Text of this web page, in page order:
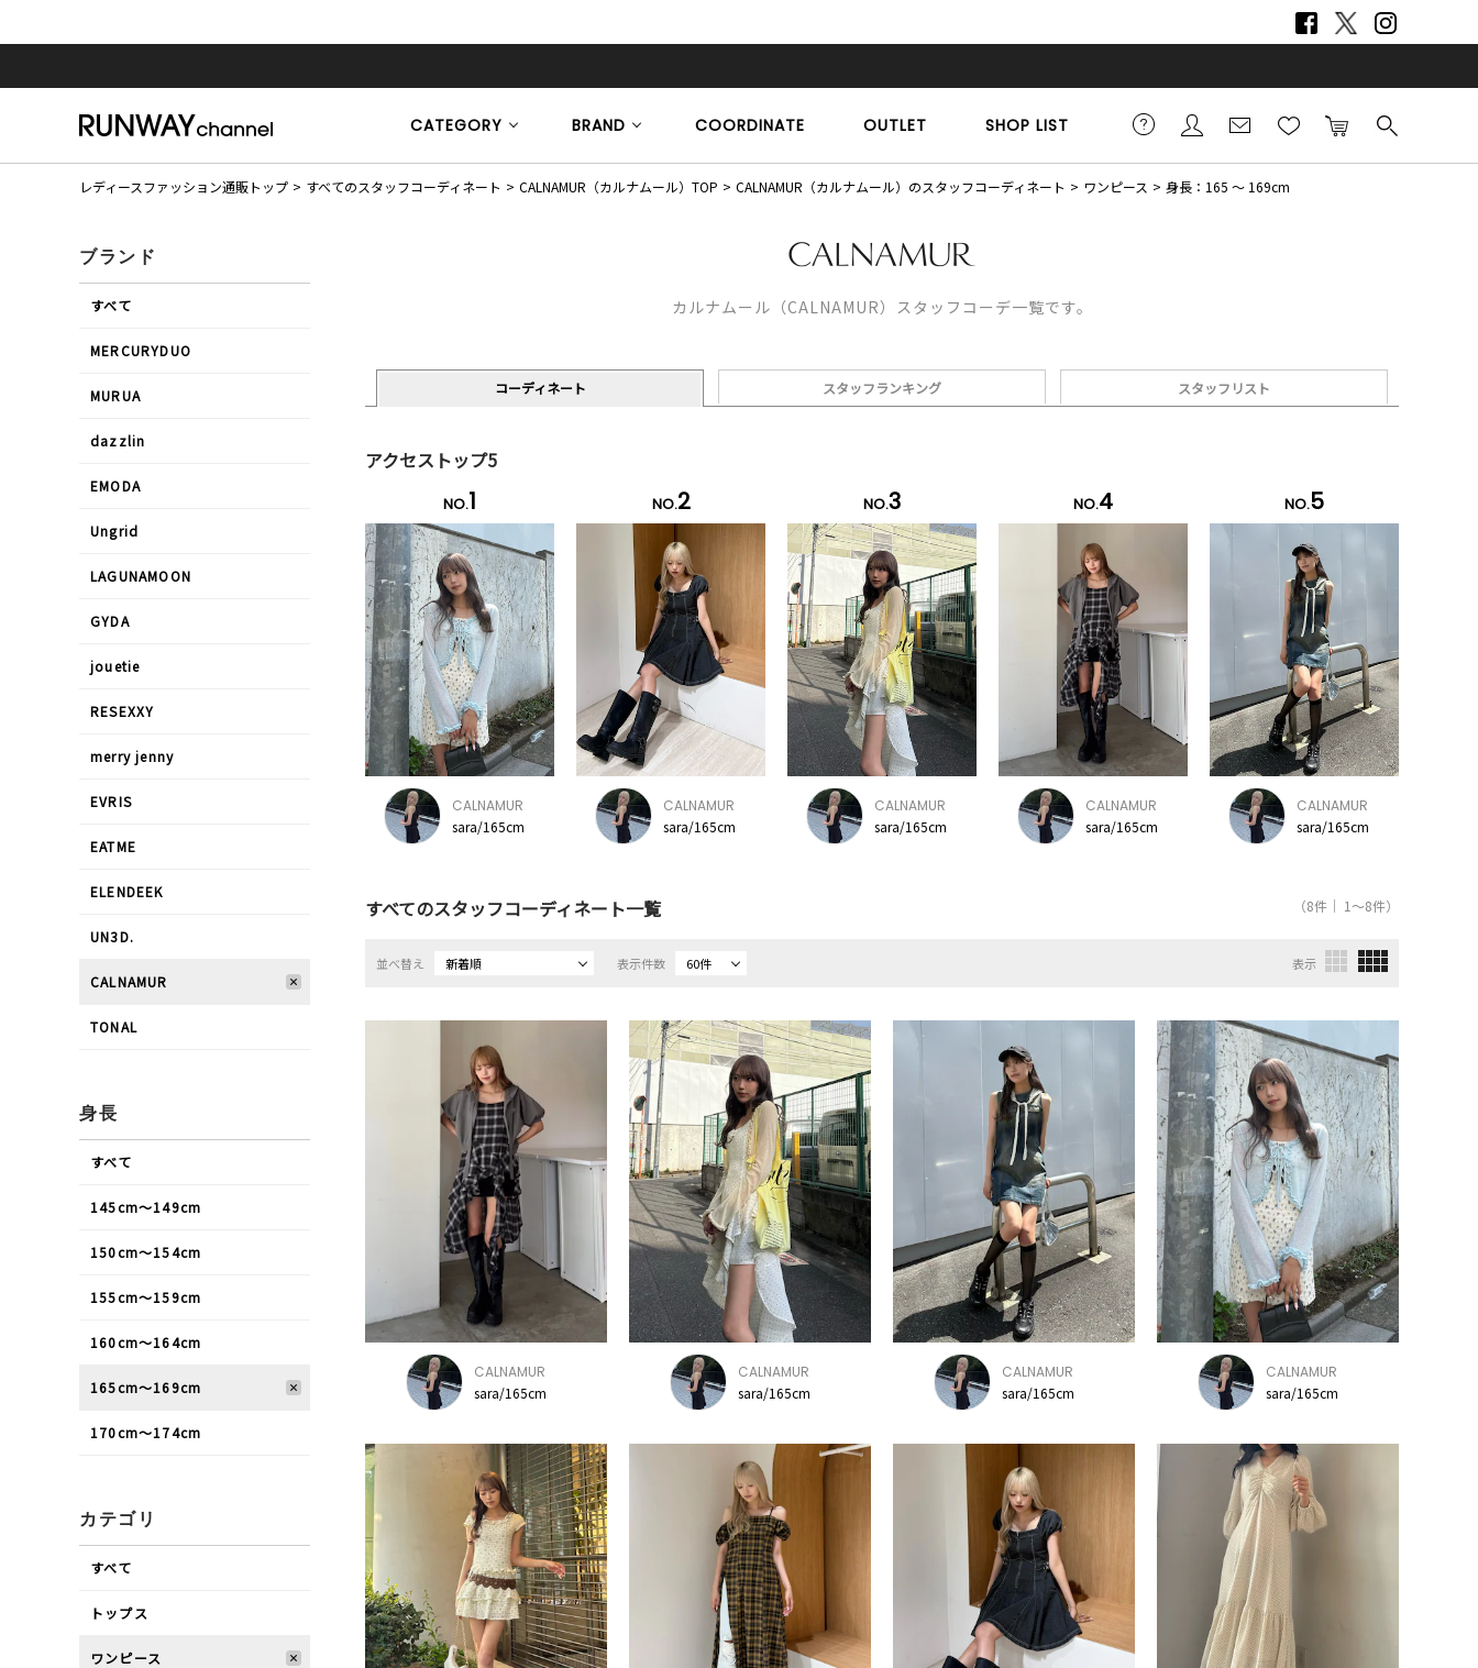
CATEGORY BRAND COORDINATE OUTLET SHOP LIST
レディースファッション通販トップ すべてのスタッフコーディネート CALNAMUR（カルナムール）TOP CALNAMUR（カルナムール）のスタッフコーディネート ワンピース 身長：165 ～ 169cm
カルナムール（CALNAMUR）スタッフコーデ一覧です。
コーディネート スタッフランキング スタッフリスト
アクセストップ5
NO.1
CALNAMUR
sara/165cm
NO.2
CALNAMUR
sara/165cm
NO.3
CALNAMUR
sara/165cm
NO.4
CALNAMUR
sara/165cm
NO.5
CALNAMUR
sara/165cm
すべてのスタッフコーディネート一覧 （8件｜ 1～8件）
並べ替え 新着順 表示件数 60件 表示
CALNAMUR
sara/165cm
CALNAMUR
sara/165cm
CALNAMUR
sara/165cm
CALNAMUR
sara/165cm
ブランド
すべて
MERCURYDUO
MURUA
dazzlin
EMODA
Ungrid
LAGUNAMOON
GYDA
jouetie
RESEXXY
merry jenny
EVRIS
EATME
ELENDEEK
UN3D.
CALNAMUR
TONAL
身長
すべて
145cm〜149cm
150cm〜154cm
155cm〜159cm
160cm〜164cm
165cm〜169cm
170cm〜174cm
カテゴリ
すべて
トップス
ワンピース